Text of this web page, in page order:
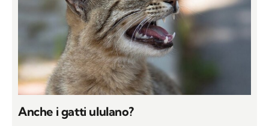
Anche i gatti ululano?